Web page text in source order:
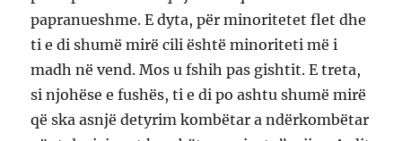
papranueshme. E dyta, për minoritetet flet dhe
ti e di shumë mirë cili është minoriteti më i
madh në vend. Mos u fshih pas gishtit. E treta,
si njohëse e fushës, ti e di po ashtu shumë mirë
që ska asnjë detyrim kombëtar a ndërkombëtar